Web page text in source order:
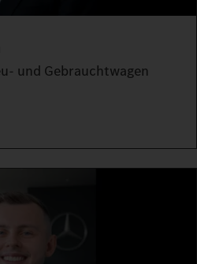
und Gebrauchtwagen